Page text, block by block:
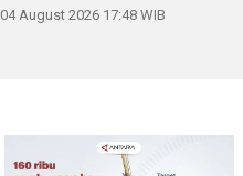
04 August 2026 17:48 WIB